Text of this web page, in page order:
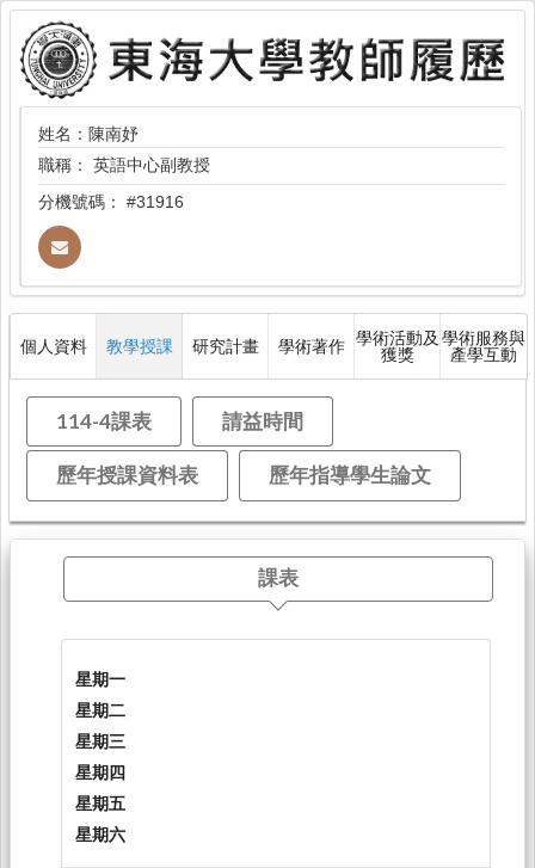
姓名：陳南妤
職稱： 英語中心副教授
分機號碼： #31916
個人資料 教學授課 研究計畫 學術著作 學術活動及
獲獎
學術服務與
產學互動
114-4課表 請益時間
歷年授課資料表 歷年指導學生論文
課表
星期一
星期二
星期三
星期四
星期五
星期六